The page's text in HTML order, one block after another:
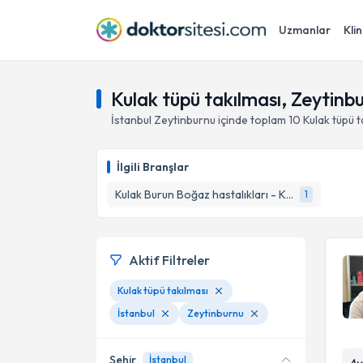
Uzmanlar
Kulak tüpü takılması,
İstanbul Zeytinburnu içinde toplam 10 Kulak tüpü
İlgili Branşlar
Kulak Burun Boğaz hastalıkları - KBB
1
Aktif Filtreler
Kulak tüpü takılması
İstanbul
Zeytinburnu
Şehir İstanbul